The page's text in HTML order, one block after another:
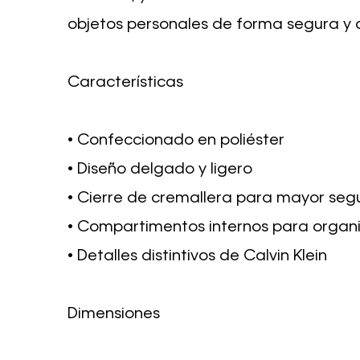
objetos personales de forma segura y
Características
• Confeccionado en poliéster
• Diseño delgado y ligero
• Cierre de cremallera para mayor
• Compartimentos internos para
• Detalles distintivos de Calvin Klein
Dimensiones